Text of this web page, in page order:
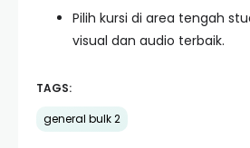
Pilih kursi di area tengah
visual dan audio terbaik.
TAGS:
general bulk 2